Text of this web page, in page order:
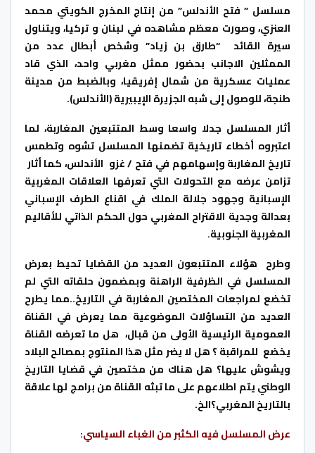
مسلسل ” فتح الأندلس” من إنتاج المخرج الكويتي محمد
العنزي، وصورت معظم مشاهده في لبنان و تركيا، ويتناول
سيرة القائد “طارق بن زياد” وشخص أبطال عدد من
الممثلين الاجانب بحضور ممثل مغربي واحد، الذي قاد
عمليات عسكرية من شمال إفريقيا، وبالضبط من مدينة
طنجة، للوصول إلى شبه الجزيرة الإيبيرية (الأندلس).
أثار المسلسل جدلا واسعا وسط المتتبعين المغاربة، لما
اعتبروه أخطاء تاريخية تضمنها المسلسل تشوه وتطمس
تاريخ المغاربة وإسهامهم في فتح / غزو الأندلس، كما أثار
تزامن عرضه مع التحولات التي تعرفها العلاقات المغربية
الإسبانية وجهود جلالة الملك في اقناع الطرف الإسباني
بعدالة وجدية الاقتراح المغربي حول الحكم الذاتي للأقاليم
المغربية الجنوبية.
وطرح هؤلاء المتتبعون العديد من القضايا تحيط بعرض
المسلسل في الظرفية الراهنة وبمضمون حلقاته التي لم
تخضع لمراجعات المختصين المغاربة في التاريخ..مما يطرح
العديد من التساؤلات الموضوعية مما يعرض في القناة
العمومية الرئيسية الأولى من قبال، هل ما تعرضه القناة
يخضع للمراقبة ؟ هل لا يضر مثل هذا المنتوج بمصالح البلاد
ويشوش عليها؟ هل هناك من مختصين في قضايا التاريخ
الوطني يتم اطلاعهم على ما تبثه القناة من برامج لها علاقة
بالتاريخ المغربي؟الخ.
عرض المسلسل فيه الكثبر من الغباء السياسي: